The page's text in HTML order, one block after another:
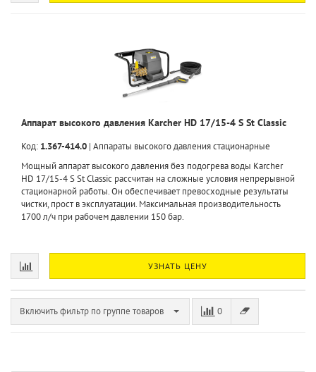
Аппарат высокого давления Karcher HD 17/15-4 S St Classic
Код: 1.367-414.0 | Аппараты высокого давления стационарные
Мощный аппарат высокого давления без подогрева воды Karcher
HD 17/15-4 S St Classic рассчитан на сложные условия непрерывной
стационарной работы. Он обеспечивает превосходные результаты
чистки, прост в эксплуатации. Максимальная производительность
1700 л/ч при рабочем давлении 150 бар.
УЗНАТЬ ЦЕНУ
Включить фильтр по группе товаров 0